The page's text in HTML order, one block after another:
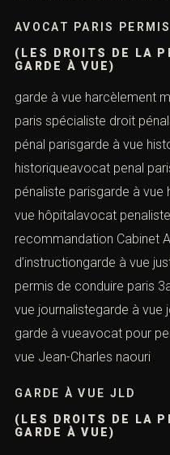
AVOCAT PARIS
(LES DROITS DE LA
GARDE À VUE)
garde à vue harcèlement
paris spécialiste droit
pénal parisgarde à vue
historiqueavocat penal
pénaliste parisgarde à
vue hôpitalavocat
recommandation Cabinet
d’instructiongarde à vue
permis de conduire paris
vue journalistegarde à
garde à vueavocat pour
vue Jean-Charles naouri
GARDE À VUE JLD
(LES DROITS DE LA
GARDE À VUE)